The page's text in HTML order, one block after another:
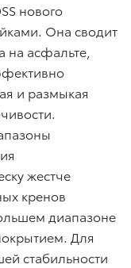
нового
Она сводит
на асфальте,
и размыкая
жестче
кренов
диапазоне
Для
стабильности